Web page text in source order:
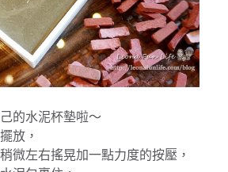
的水泥杯墊啦～
放，
微左右搖晃加一點力度的按壓，